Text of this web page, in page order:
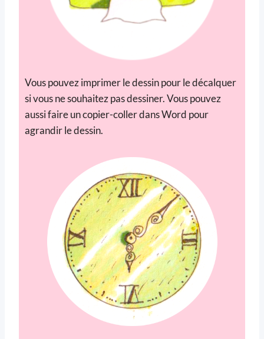
Vous pouvez imprimer le dessin pour le décalquer
si vous ne souhaitez pas dessiner. Vous pouvez
aussi faire un copier-coller dans Word pour
agrandir le dessin.